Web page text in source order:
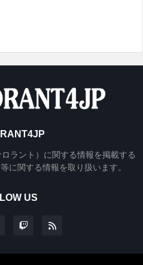
ラント）に関する情報を掲載する
に関する情報を取り扱います。
US